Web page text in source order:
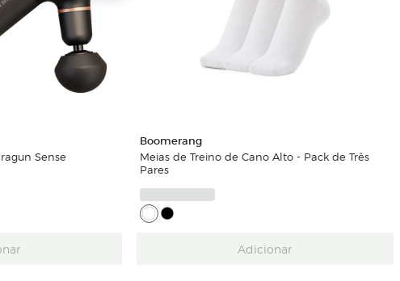
Sense
Boomerang
Meias de Treino de Cano Alto - Pack de Três
Pares
Adicionar